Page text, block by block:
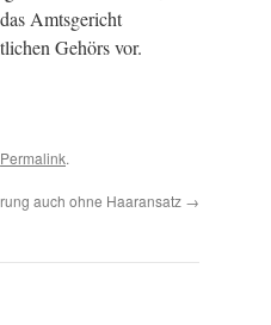
Amtsgericht
Gehörs vor.
Permalink.
auch ohne Haaransatz →